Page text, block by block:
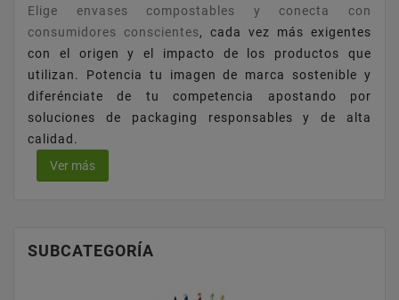
Elige envases compostables y conecta con
consumidores conscientes, cada vez más exigentes
con el origen y el impacto de los productos que
utilizan. Potencia tu imagen de marca sostenible y
diferénciate de tu competencia apostando por
soluciones de packaging responsables y de alta
calidad.
Ver más
SUBCATEGORÍA